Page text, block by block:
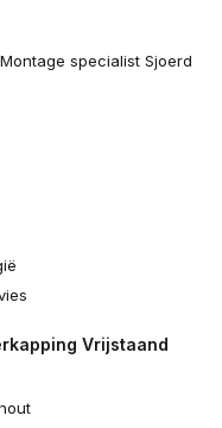
specialist Sjoerd
Vrijstaand